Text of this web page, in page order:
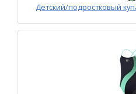
Детский/подростковый